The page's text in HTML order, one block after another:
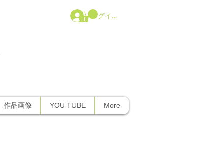
ログイン
作品画像 YOU TUBE More